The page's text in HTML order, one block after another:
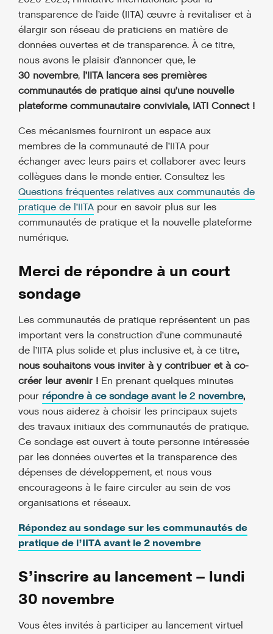
transparence de l’aide (IITA) œuvre à revitaliser et à
élargir son réseau de praticiens en matière de
données ouvertes et de transparence. À ce titre,
nous avons le plaisir d’annoncer que, le
30 novembre, l’IITA lancera ses premières
communautés de pratique ainsi qu’une nouvelle
plateforme communautaire conviviale, IATI Connect !
Ces mécanismes fourniront un espace aux
membres de la communauté de l’IITA pour
échanger avec leurs pairs et collaborer avec leurs
collègues dans le monde entier. Consultez les
Questions fréquentes relatives aux communautés de
pratique de l’IITA pour en savoir plus sur les
communautés de pratique et la nouvelle plateforme
numérique.
Merci de répondre à un court
sondage
Les communautés de pratique représentent un pas
important vers la construction d’une communauté
de l’IITA plus solide et plus inclusive et, à ce titre,
nous souhaitons vous inviter à y contribuer et à co-
créer leur avenir ! En prenant quelques minutes
pour répondre à ce sondage avant le 2 novembre,
vous nous aiderez à choisir les principaux sujets
des travaux initiaux des communautés de pratique.
Ce sondage est ouvert à toute personne intéressée
par les données ouvertes et la transparence des
dépenses de développement, et nous vous
encourageons à le faire circuler au sein de vos
organisations et réseaux.
Répondez au sondage sur les communautés de
pratique de l’IITA avant le 2 novembre
S’inscrire au lancement – lundi
30 novembre
Vous êtes invités à participer au lancement virtuel